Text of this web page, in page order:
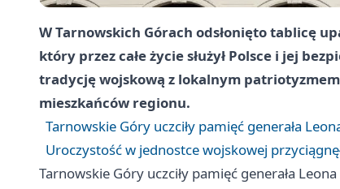
W Tarnowskich Górach odsłonięto tablicę
który przez całe życie służył Polsce i jej
tradycję wojskową z lokalnym
mieszkańców regionu.
Tarnowskie Góry uczciły pamięć generała
Uroczystość w jednostce wojskowej
Tarnowskie Góry uczciły pamięć generała